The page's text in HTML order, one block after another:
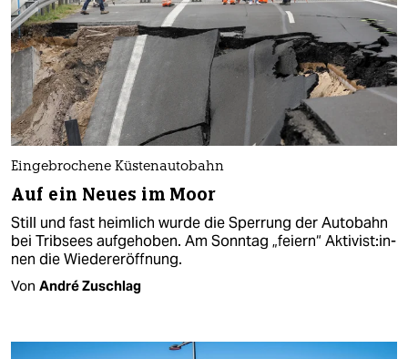
Eingebrochene Küstenautobahn
Auf ein Neues im Moor
Still und fast heimlich wurde die Sperrung der Autobahn
bei Tribsees aufgehoben. Am Sonntag „feiern“ Ak­ti­vis­t:in­
nen die Wiedereröffnung.
Von André Zuschlag